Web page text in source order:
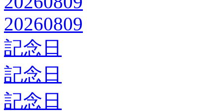
20260809
記念日
記念日
記念日